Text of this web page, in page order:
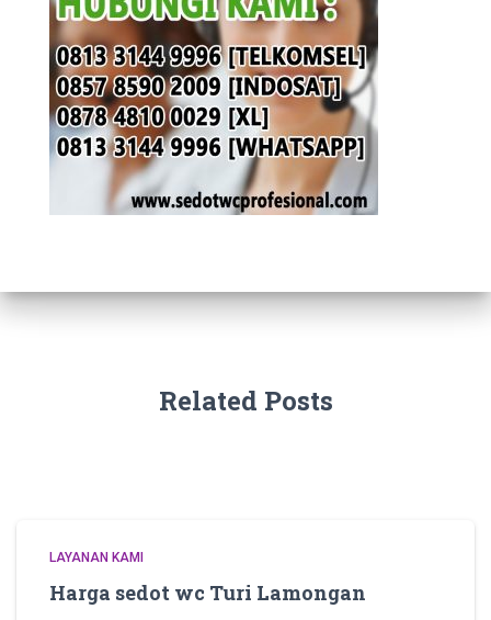
Related Posts
LAYANAN KAMI
Harga sedot wc Turi Lamongan